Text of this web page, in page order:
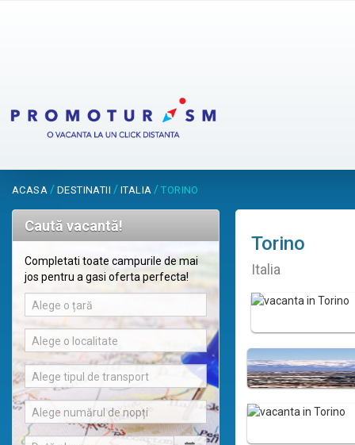
ACASA / DESTINATII / ITALIA /TORINO
Caută vacantă!
Completati toate campurile de mai
jos pentru a gasi oferta perfecta!
Alege o țară
Alege o localitate
Alege tipul de transport
Alege numărul de nopți
Torino
Italia